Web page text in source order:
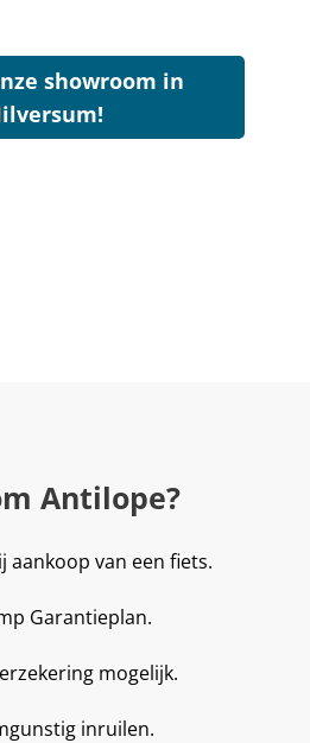
showroom in
Antilope?
aankoop van een fiets.
Garantieplan.
mogelijk.
inruilen.